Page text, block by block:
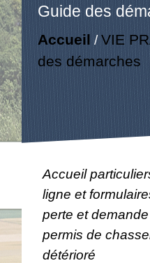
Guide des
Accueil /VIE
des démarches
Accueil
ligne et
perte et
permis de
détérioré